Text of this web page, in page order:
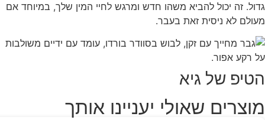
גדול. זה יכול להביא משהו חדש ומרגש לחיי המין שלך, במיוחד אם
מעולם לא ניסית זאת בעבר.
הטיפ של גיא
מוצרים שאולי יעניינו אותך